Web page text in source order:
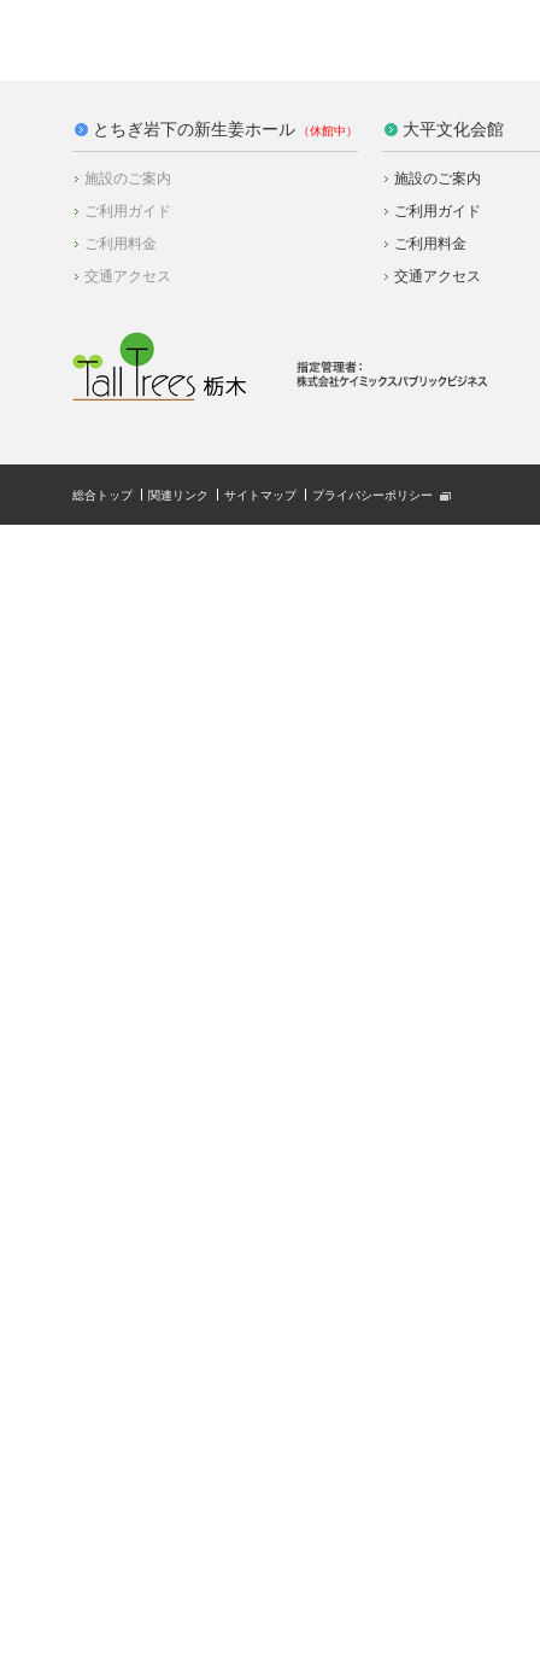
とちぎ岩下の新生姜ホール
施設のご案内
ご利用ガイド
ご利用料金
交通アクセス
大平文化会館
施設のご案内
ご利用ガイド
ご利用料金
交通アクセス
総合トップ 関連リンク サイトマップ プライバシーポリシー